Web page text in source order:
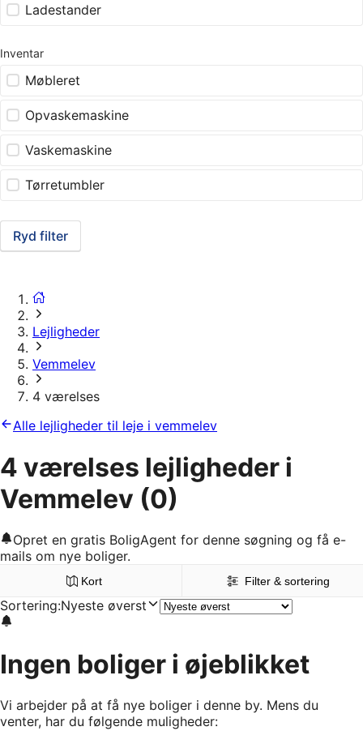
Ladestander
Inventar
Møbleret
Opvaskemaskine
Vaskemaskine
Tørretumbler
Ryd filter
Lejligheder
Vemmelev
4 værelses
Alle lejligheder til leje i vemmelev
4 værelses lejligheder i
Vemmelev (0)
Opret en gratis BoligAgent for denne søgning og få e-
mails om nye boliger.
Kort Filter & sortering
Sortering:Nyeste øverst
Ingen boliger i øjeblikket
Vi arbejder på at få nye boliger i denne by. Mens du
venter, har du følgende muligheder: